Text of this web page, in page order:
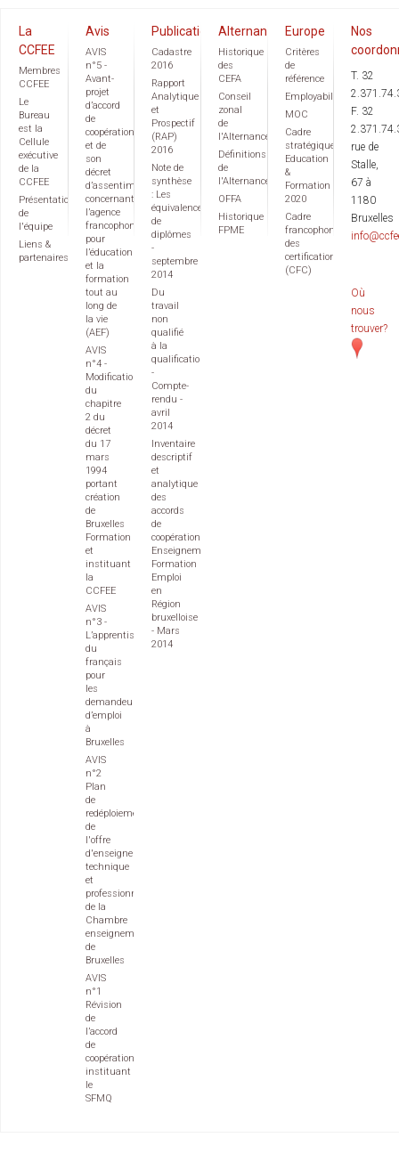
La
CCFEE
Membres
CCFEE
Le
Bureau
est la
Cellule
exécutive
de la
CCFEE
Présentation
de
l'équipe
Liens &
partenaires
Avis
AVIS
n°5 -
Avant-
projet
d’accord
de
coopération
et de
son
décret
d’assentiment
concernant
l’agence
francophone
pour
l’éducation
et la
formation
tout au
long de
la vie
(AEF)
AVIS
n°4 -
Modification
du
chapitre
2 du
décret
du 17
mars
1994
portant
création
de
Bruxelles
Formation
et
instituant
la
CCFEE
AVIS
n°3 -
L’apprentissage
du
français
pour
les
demandeurs
d’emploi
à
Bruxelles
AVIS
n°2
Plan
de
redéploiement
de
l'offre
d'enseignement
technique
et
professionnel
de la
Chambre
enseignement
de
Bruxelles
AVIS
n°1
Révision
de
l’accord
de
coopération
instituant
le
SFMQ
Publications
Cadastre
2016
Rapport
Analytique
et
Prospectif
(RAP)
2016
Note de
synthèse
: Les
équivalences
de
diplômes
-
septembre
2014
Du
travail
non
qualifié
à la
qualification
-
Compte-
rendu -
avril
2014
Inventaire
descriptif
et
analytique
des
accords
de
coopération
Enseignement
Formation
Emploi
en
Région
bruxelloise
- Mars
2014
Alternance
Historique
des
CEFA
Conseil
zonal
de
l'Alternance
Définitions
de
l'Alternance
OFFA
Historique
FPME
Europe
Critères
de
référence
Employabilité
MOC
Cadre
stratégique
Education
&
Formation
2020
Cadre
francophone
des
certifications
(CFC)
Nos
T. 32
F. 32
rue de
Stalle,
67 à
1180
Bruxelles
Où
nous
trouver?